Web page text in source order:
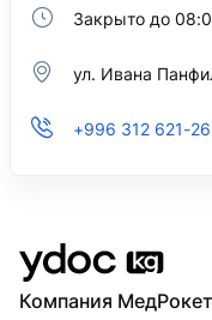
Закрыто до
ул. Ивана
+996 312 621-
Компания МедРокет